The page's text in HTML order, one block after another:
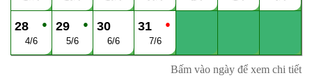
●
28
4/6
●
29
5/6
30
6/6
●
31
7/6
Bấm vào ngày để xem chi tiết